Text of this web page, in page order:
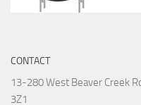
CONTACT
13-280 West Beaver Creek
3Z1